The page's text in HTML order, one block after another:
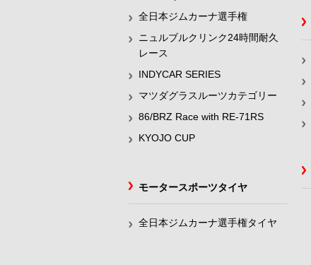
全日本ジムカーナ選手権
ニュルブルクリンク24時間耐久
レース
INDYCAR SERIES
マツダグラスルーツカテゴリー
86/BRZ Race with RE-71RS
KYOJO CUP
モータースポーツタイヤ
全日本ジムカーナ選手権タイヤ